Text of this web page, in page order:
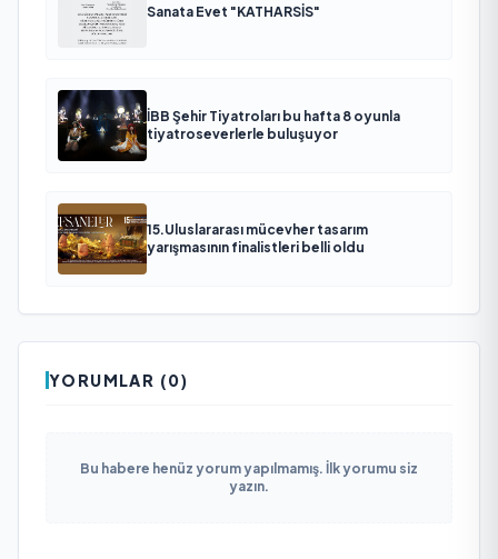
Sanata Evet "KATHARSİS"
İBB Şehir Tiyatroları bu hafta 8 oyunla
tiyatroseverlerle buluşuyor
15.Uluslararası mücevher tasarım
yarışmasının finalistleri belli oldu
YORUMLAR (0)
Bu habere henüz yorum yapılmamış. İlk yorumu siz
yazın.